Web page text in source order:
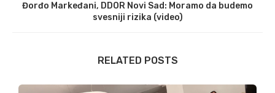
Đorđo Markeđani, DDOR Novi Sad: Moramo da budemo
svesniji rizika (video)
RELATED POSTS